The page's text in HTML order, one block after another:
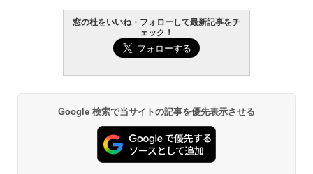
窓の杜をいいね・フォローして最新記事をチ
ェック！
Google 検索で当サイトの記事を優先表示させる